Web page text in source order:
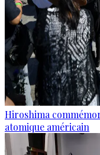
Hiroshima
atomique américain